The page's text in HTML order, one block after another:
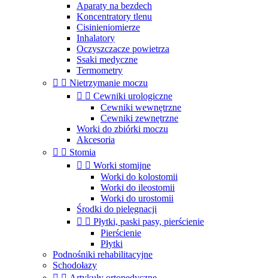
Aparaty na bezdech
Koncentratory tlenu
Cisinieniomierze
Inhalatory
Oczyszczacze powietrza
Ssaki medyczne
Termometry
  Nietrzymanie moczu
  Cewniki urologiczne
Cewniki wewnętrzne
Cewniki zewnętrzne
Worki do zbiórki moczu
Akcesoria
  Stomia
  Worki stomijne
Worki do kolostomii
Worki do ileostomii
Worki do urostomii
Środki do pielęgnacji
  Płytki, paski pasy, pierścienie
Pierścienie
Płytki
Podnośniki rehabilitacyjne
Schodołazy